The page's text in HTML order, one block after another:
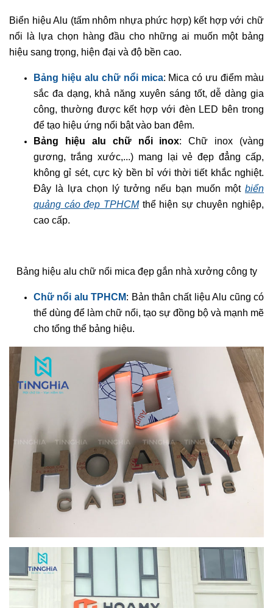
Biển hiệu Alu (tấm nhôm nhựa phức hợp) kết hợp với chữ
nổi là lựa chọn hàng đầu cho những ai muốn một bảng
hiệu sang trọng, hiện đại và độ bền cao.
Bảng hiệu alu chữ nổi mica: Mica có ưu điểm màu
sắc đa dạng, khả năng xuyên sáng tốt, dễ dàng gia
công, thường được kết hợp với đèn LED bên trong
để tạo hiệu ứng nổi bật vào ban đêm.
Bảng hiệu alu chữ nổi inox: Chữ inox (vàng
gương, trắng xước,...) mang lại vẻ đẹp đẳng cấp,
không gỉ sét, cực kỳ bền bỉ với thời tiết khắc nghiệt.
Đây là lựa chọn lý tưởng nếu bạn muốn một biển
quảng cáo đẹp TPHCMthể hiện sự chuyên nghiệp,
cao cấp.
Bảng hiệu alu chữ nổi mica đẹp gắn nhà xưởng công ty
Chữ nổi alu TPHCM: Bản thân chất liệu Alu cũng có
thể dùng để làm chữ nổi, tạo sự đồng bộ và mạnh mẽ
cho tổng thể bảng hiệu.